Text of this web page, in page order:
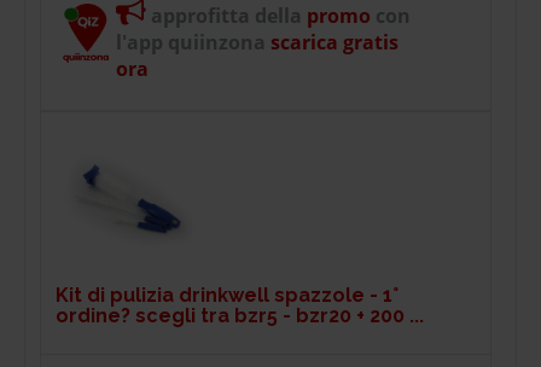
approfitta della promo con
l'app quiinzona scarica gratis
ora
Kit di pulizia drinkwell spazzole - 1°
ordine? scegli tra bzr5 - bzr20 + 200 ...